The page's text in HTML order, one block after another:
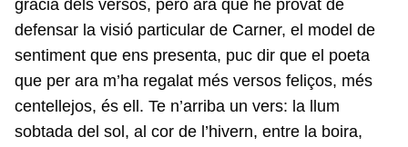
gràcia dels versos, però ara que he provat de
defensar la visió particular de Carner, el model de
sentiment que ens presenta, puc dir que el poeta
que per ara m’ha regalat més versos feliços, més
centellejos, és ell. Te n’arriba un vers: la llum
sobtada del sol, al cor de l’hivern, entre la boira,